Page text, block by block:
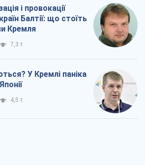
і провокації
Балтії: що стоїть
Кремля
7,3 т.
У Кремлі паніка
4,5 т.